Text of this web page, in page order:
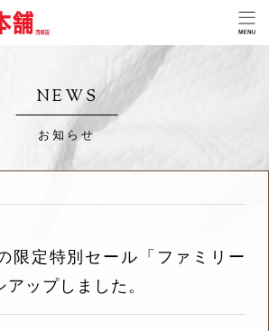
NEWS
お知らせ
限定特別セール「ファミリー
ップしました。